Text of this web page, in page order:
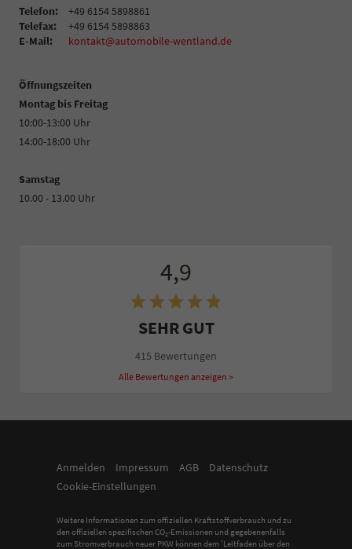
Telefon:
+49 6154 5898861
Telefax:
+49 6154 5898863
E-Mail:
kontakt@automobile-wentland.de
Öffnungszeiten
Montag bis Freitag
10:00-13:00 Uhr
14:00-18:00 Uhr
Samstag
10.00 - 13.00 Uhr
4,9
SEHR GUT
415 Bewertungen
Alle Bewertungen anzeigen >
Anmelden Impressum AGB
Datenschutz
Cookie-Einstellungen
Weitere Informationen zum offiziellen Kraftstoffverbrauch und zu
den offiziellen spezifischen CO2-Emissionen und gegebenenfalls
zum Stromverbrauch neuer PKW können dem 'Leitfaden über den